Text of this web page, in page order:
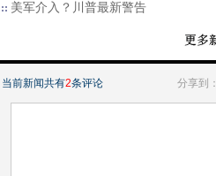
美军介入？川普最新警告
当前新闻共有2条评论 分享到：